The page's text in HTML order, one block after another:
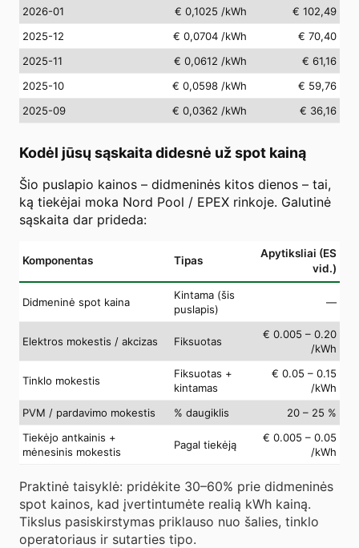
2026-01
€ 0,1025 /kWh
€ 102,49
2025-12
€ 0,0704 /kWh
€ 70,40
2025-11
€ 0,0612 /kWh
€ 61,16
2025-10
€ 0,0598 /kWh
€ 59,76
2025-09
€ 0,0362 /kWh € 36,16
Kodėl jūsų sąskaita didesnė už spot kainą
Šio puslapio kainos – didmeninės kitos dienos – tai,
ką tiekėjai moka Nord Pool / EPEX rinkoje. Galutinė
sąskaita dar prideda:
Komponentas Tipas
Apytiksliai (ES
vid.)
Didmeninė spot kaina
Kintama (šis
puslapis)
—
Elektros mokestis / akcizas Fiksuotas
€ 0.005 – 0.20
/kWh
Tinklo mokestis
Fiksuotas +
kintamas
€ 0.05 – 0.15
/kWh
PVM / pardavimo mokestis
% daugiklis
20 – 25 %
Tiekėjo antkainis +
mėnesinis mokestis
Pagal tiekėją
€ 0.005 – 0.05
/kWh
Praktinė taisyklė: pridėkite 30–60% prie didmeninės
spot kainos, kad įvertintumėte realią kWh kainą.
Tikslus pasiskirstymas priklauso nuo šalies, tinklo
operatoriaus ir sutarties tipo.